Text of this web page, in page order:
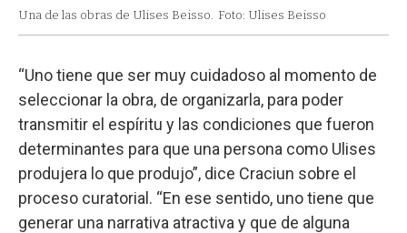
Una de las obras de Ulises Beisso. Foto: Ulises Beisso
“Uno tiene que ser muy cuidadoso al momento de
seleccionar la obra, de organizarla, para poder
transmitir el espíritu y las condiciones que fueron
determinantes para que una persona como Ulises
produjera lo que produjo”, dice Craciun sobre el
proceso curatorial. “En ese sentido, uno tiene que
generar una narrativa atractiva y que de alguna